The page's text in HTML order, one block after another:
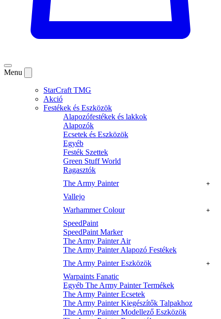
Menu
StarCraft TMG
Akció
Festékek és Eszközök
Alapozófestékek és lakkok
Alapozók
Ecsetek és Eszközök
Egyéb
Festék Szettek
Green Stuff World
Ragasztók
The Army Painter
+
Vallejo
Warhammer Colour
+
SpeedPaint
SpeedPaint Marker
The Army Painter Air
The Army Painter Alapozó Festékek
The Army Painter Eszközök
+
Warpaints Fanatic
Egyéb The Army Painter Termékek
The Army Painter Ecsetek
The Army Painter Kiegészítők Talpakhoz
The Army Painter Modellező Eszközök